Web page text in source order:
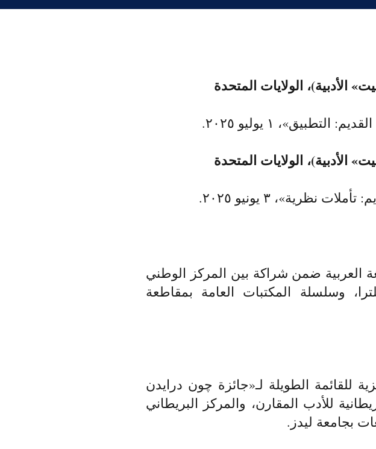
الولايات المتحدة
١ يوليو ٢٠٢٥.
الولايات المتحدة
٣ يونيو ٢٠٢٥.
العربية ضمن شراكة بين المركز الوطني
وسلسلة المكتبات العامة بمقاطعة
للقائمة الطويلة لـ«جائزة چون درايدن
البريطانية للأدب المقارن، والمركز البريطاني
بجامعة ليدز.